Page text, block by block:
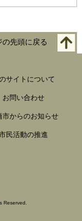
の先頭に戻る
サイトについて
お問い合わせ
市からのお知らせ
民活動の推進
Reserved.